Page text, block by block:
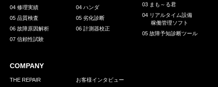
04 修理実績
05 品質検査
06 故障原因解析
07 信頼性試験
04 ハンダ
05 劣化診断
06 計測器校正
03 まも～る君
04 リアルタイム設備
稼働管理ソフト
05 故障予知診断ツール
COMPANY
THE REPAIR
お客様インタビュー